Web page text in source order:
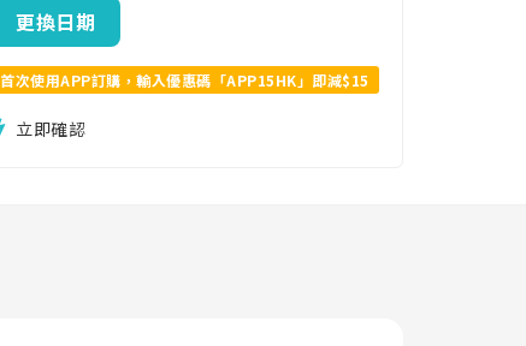
更換日期
首次使用APP訂購，輸入優惠碼「APP15HK」即減$15
立即確認